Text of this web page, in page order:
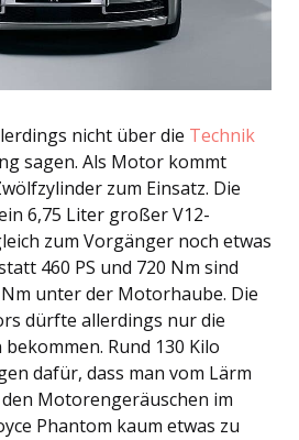
nicht über die Technik
sagen. Als Motor kommt
zum Einsatz. Die
6,75 Liter großer V12-
zum Vorgänger noch etwas
460 PS und 720 Nm sind
Nm unter der Motorhaube. Die
dürfte allerdings nur die
Rund 130 Kilo
dafür, dass man vom Lärm
Motorengeräuschen im
Phantom kaum etwas zu